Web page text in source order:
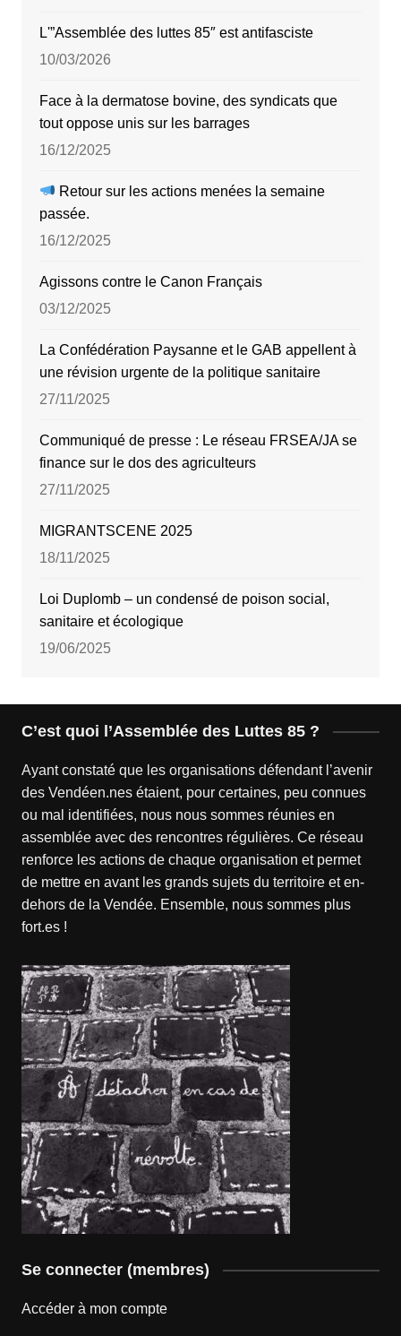
L'”Assemblée des luttes 85″ est antifasciste
10/03/2026
Face à la dermatose bovine, des syndicats que
tout oppose unis sur les barrages
16/12/2025
Retour sur les actions menées la semaine
passée.
16/12/2025
Agissons contre le Canon Français
03/12/2025
La Confédération Paysanne et le GAB appellent à
une révision urgente de la politique sanitaire
27/11/2025
Communiqué de presse : Le réseau FRSEA/JA se
finance sur le dos des agriculteurs
27/11/2025
MIGRANTSCENE 2025
18/11/2025
Loi Duplomb – un condensé de poison social,
sanitaire et écologique
19/06/2025
C’est quoi l’Assemblée des Luttes 85 ?
Ayant constaté que les organisations défendant l’avenir
des Vendéen.nes étaient, pour certaines, peu connues
ou mal identifiées, nous nous sommes réunies en
assemblée avec des rencontres régulières. Ce réseau
renforce les actions de chaque organisation et permet
de mettre en avant les grands sujets du territoire et en-
dehors de la Vendée. Ensemble, nous sommes plus
fort.es !
Se connecter (membres)
Accéder à mon compte